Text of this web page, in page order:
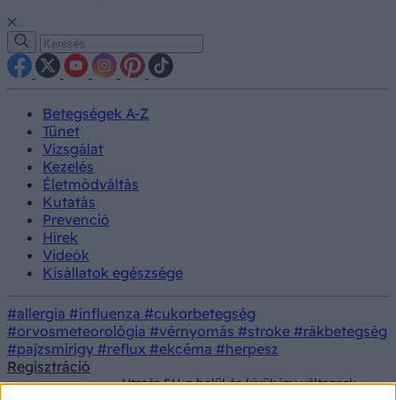
Betegségek A-Z
Tünet
Vizsgálat
Kezelés
Életmódváltás
Kutatás
Prevenció
Hírek
Videók
Kisállatok egészsége
#allergia #influenza #cukorbetegség
#orvosmeteorológia #vérnyomás #stroke #rákbetegség
#pajzsmirigy #reflux #ekcéma #herpesz
Regisztráció
Utazás EU-n belül és kívül: így változnak